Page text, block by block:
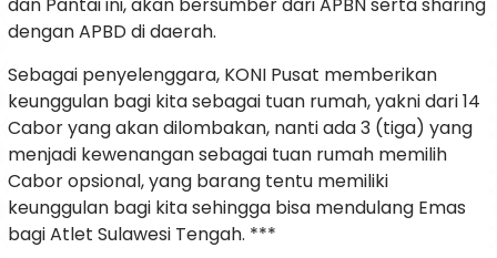
dan Pantai ini, akan bersumber dari APBN serta sharing
dengan APBD di daerah.
Sebagai penyelenggara, KONI Pusat memberikan
keunggulan bagi kita sebagai tuan rumah, yakni dari 14
Cabor yang akan dilombakan, nanti ada 3 (tiga) yang
menjadi kewenangan sebagai tuan rumah memilih
Cabor opsional, yang barang tentu memiliki
keunggulan bagi kita sehingga bisa mendulang Emas
bagi Atlet Sulawesi Tengah. ***